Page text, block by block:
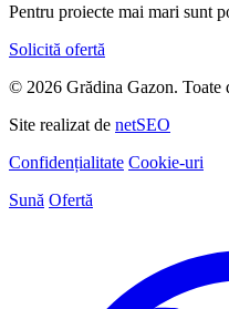
Pentru proiecte mai mari sunt
Solicită ofertă
© 2026 Grădina Gazon. Toate
Site realizat de netSEO
Confidențialitate Cookie-uri
Sună Ofertă